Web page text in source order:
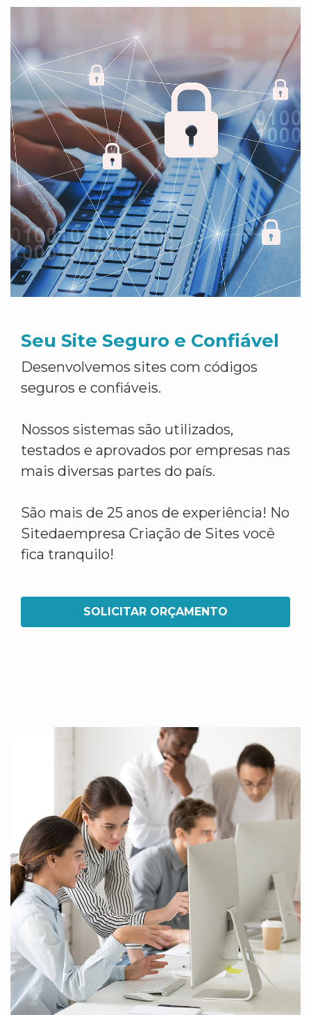
Seu Site Seguro e Confiável
Desenvolvemos sites com códigos
seguros e confiáveis.
Nossos sistemas são utilizados,
testados e aprovados por empresas nas
mais diversas partes do país.
São mais de 25 anos de experiência! No
Sitedaempresa Criação de Sites você
fica tranquilo!
SOLICITAR ORÇAMENTO